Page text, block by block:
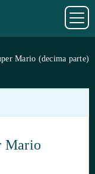
Mario (decima parte)
Mario